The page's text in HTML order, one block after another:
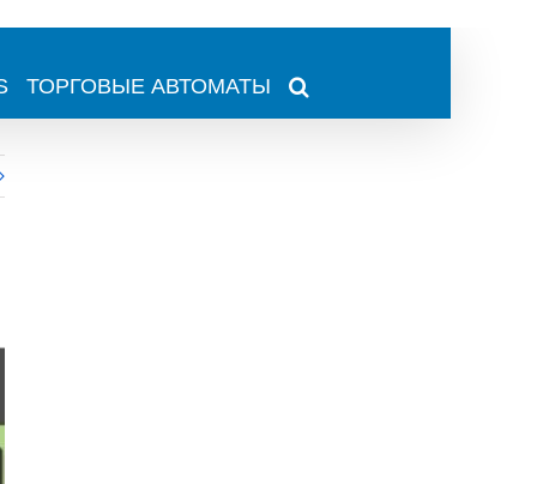
ТОРГОВЫЕ АВТОМАТЫ